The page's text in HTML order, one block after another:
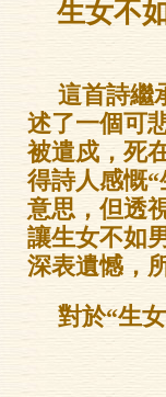
生女不
這首詩繼
述了一個可
被遣戍，死
得詩人感慨
意思，但透
讓生女不如
深表遺憾，
對於“生